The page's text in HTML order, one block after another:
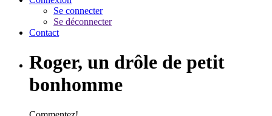
Se connecter
Se déconnecter
Contact
Roger, un drôle de petit
bonhomme